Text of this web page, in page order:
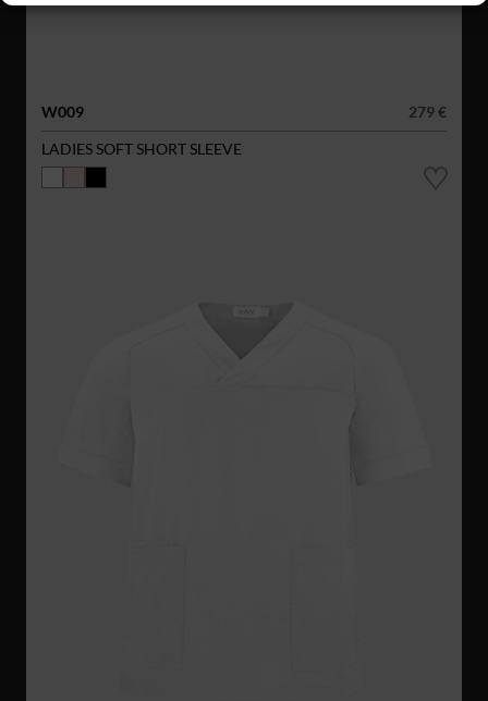
W009
279 €
LADIES SOFT SHORT SLEEVE